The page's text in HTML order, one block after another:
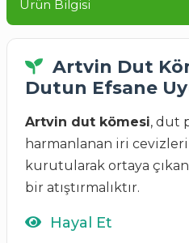
Ürün Bilgisi
Artvin Dut
Dutun Efsane
Artvin dut kömesi, dut
harmanlanan iri
kurutularak ortaya
bir atıştırmalıktır.
Hayal Et